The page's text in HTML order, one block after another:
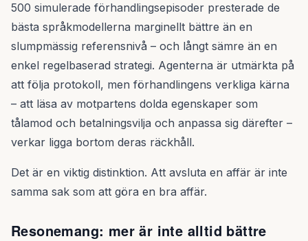
500 simulerade förhandlingsepisoder presterade de
bästa språkmodellerna marginellt bättre än en
slumpmässig referensnivå – och långt sämre än en
enkel regelbaserad strategi. Agenterna är utmärkta på
att följa protokoll, men förhandlingens verkliga kärna
– att läsa av motpartens dolda egenskaper som
tålamod och betalningsvilja och anpassa sig därefter –
verkar ligga bortom deras räckhåll.
Det är en viktig distinktion. Att avsluta en affär är inte
samma sak som att göra en bra affär.
Resonemang: mer är inte alltid bättre